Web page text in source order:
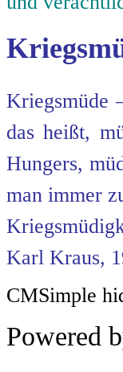
Kriegsmüde
das heißt,
Hungers,
man immer
Karl Kraus,
CMSimple
Powered